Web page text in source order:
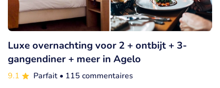
Luxe overnachting voor 2 + ontbijt + 3-
gangendiner + meer in Agelo
9.1 Parfait • 115 commentaires